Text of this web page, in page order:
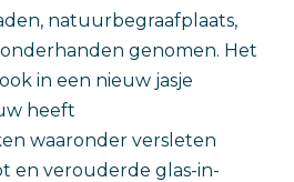
natuurbegraafplaats,
genomen. Het
in een nieuw jasje
heeft
waaronder versleten
en verouderde glas-in-